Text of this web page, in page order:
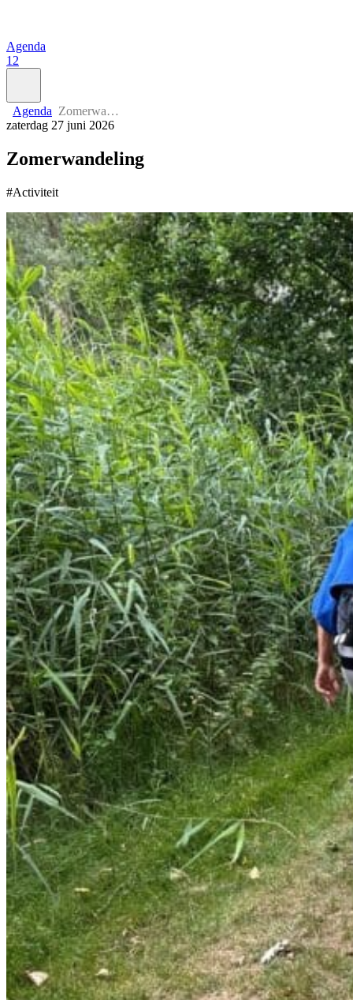
Agenda
12
Agenda
Zomerwandeling
zaterdag 27 juni 2026
Zomerwandeling
#Activiteit